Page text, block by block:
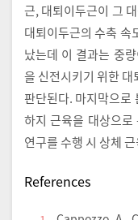
근, 대퇴이두근이 그
대퇴이두근의 수축 속
났는데 이 결과는 중
을 신전시키기 위한
판단된다. 마지막으로
하지 근육을 대상으
연구를 수행 시 상체
References